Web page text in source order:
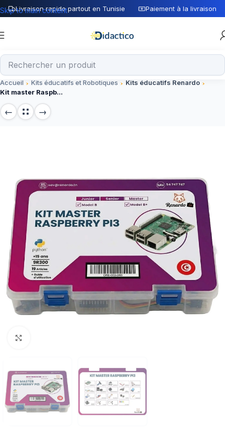
Livraison rapide partout en Tunisie Paiement à la livraison
Skip to main content
Accueil Kits éducatifs et Robotiques
Kits éducatifs Renardo
Kit master Raspberry PI3 Model B+ Renardo